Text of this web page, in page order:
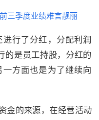
进行了分红，分配利润
的是员工持股，分红的
方面也是为了继续向
金的来源，在经营活动